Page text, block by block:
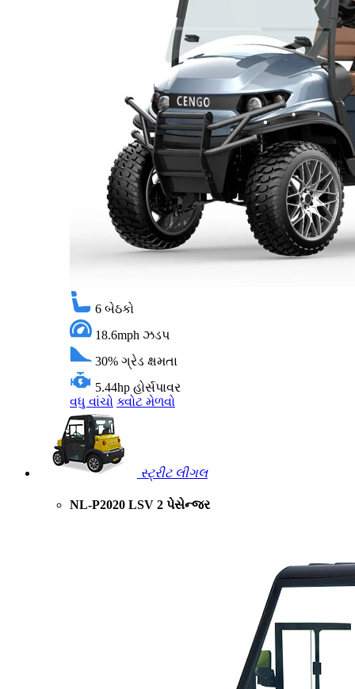
6 બેઠકો
18.6mph ઝડપ
30% ગ્રેડ ક્ષમતા
5.44hp હોર્સપાવર
વધુ વાંચો ક્વોટ મેળવો
સ્ટ્રીટ લીગલ
NL-P2020 LSV 2 પેસેન્જર